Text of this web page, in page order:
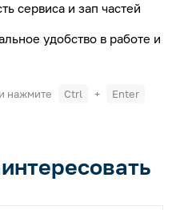
сервиса и зап частей
удобство в работе и
нажмите Ctrl + Enter